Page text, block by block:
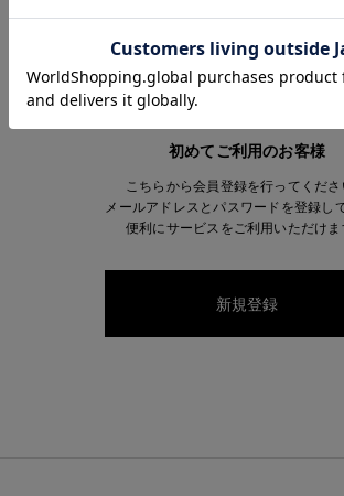
初めてご利用のお客様
こちらから会員登録を行ってくださ
メールアドレスとパスワードを登録し
便利にサービスをご利用いただけま